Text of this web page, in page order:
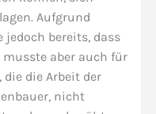
Aufgrund
jedoch bereits, dass
aber auch für
die Arbeit der
nicht